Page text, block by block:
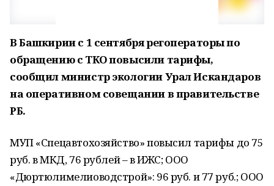
В Башкирии с 1 сентября регоператоры по
обращению с ТКО повысили тарифы,
сообщил министр экологии Урал Искандаров
на оперативном совещании в правительстве
РБ.
МУП «Спецавтохозяйство» повысил тарифы до 75
руб. в МКД, 76 рублей – в ИЖС; ООО
«Дюртюлимелиоводстрой»: 96 руб. и 77 руб.; ООО